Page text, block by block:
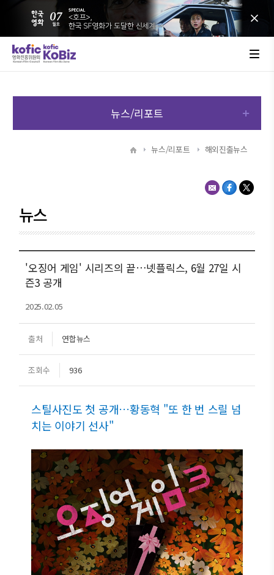
뉴스/리포트
뉴스/리포트 해외진출뉴스
뉴스
'오징어 게임' 시리즈의 끝…넷플릭스, 6월 27일 시
즌3 공개
2025.02.05
출처 연합뉴스
조회수 936
스틸사진도 첫 공개…황동혁 "또 한 번 스릴 넘
치는 이야기 선사"